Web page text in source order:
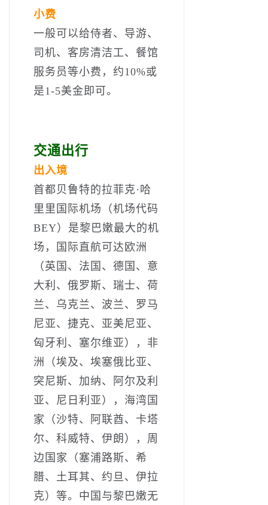
小费
一般可以给侍者、导游、
司机、客房清洁工、餐馆
服务员等小费，约10%或
是1-5美金即可。
交通出行
出入境
首都贝鲁特的拉菲克·哈
里里国际机场（机场代码
BEY）是黎巴嫩最大的机
场，国际直航可达欧洲
（英国、法国、德国、意
大利、俄罗斯、瑞士、荷
兰、乌克兰、波兰、罗马
尼亚、捷克、亚美尼亚、
匈牙利、塞尔维亚），非
洲（埃及、埃塞俄比亚、
突尼斯、加纳、阿尔及利
亚、尼日利亚），海湾国
家（沙特、阿联酋、卡塔
尔、科威特、伊朗），周
边国家（塞浦路斯、希
腊、土耳其、约旦、伊拉
克）等。中国与黎巴嫩无